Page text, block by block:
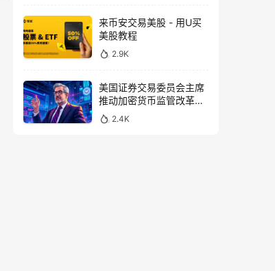
来币安交易美股 - 用U买
美股教程
2.9K
美国证券交易委员会主席
推动加密货币监管改革，
力求未来验证
2.4K